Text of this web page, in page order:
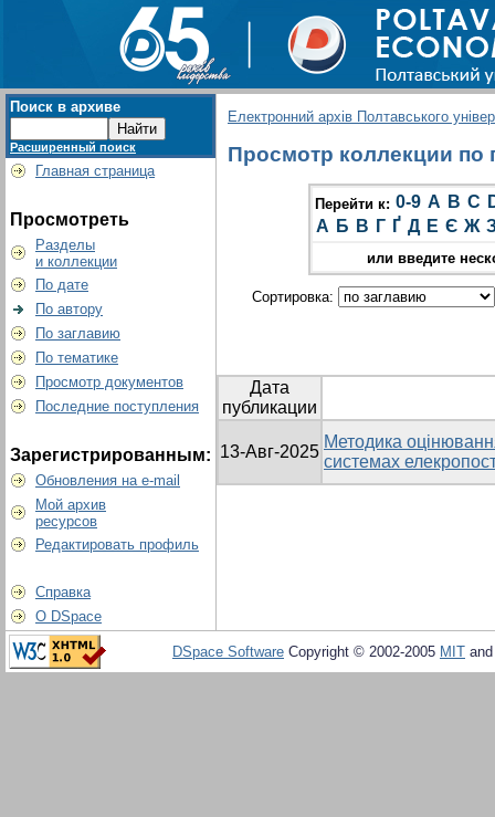
Поиск в архиве
Расширенный поиск
Главная страница
Просмотреть
Разделы
и коллекции
По дате
По автору
По заглавию
По тематике
Просмотр документов
Последние поступления
Зарегистрированным:
Обновления на e-mail
Мой архив
ресурсов
Редактировать профиль
Справка
О DSpace
Електронний архів Полтавського
Просмотр коллекции по
Перейти к: 0-9 A B C
А Б В Г Ґ Д Е Є Ж
или введите
Сортировка:
Дата
публикации
13-Авг-2025
Методика
системах
DSpace Software Copyright © 2002-2005 MIT